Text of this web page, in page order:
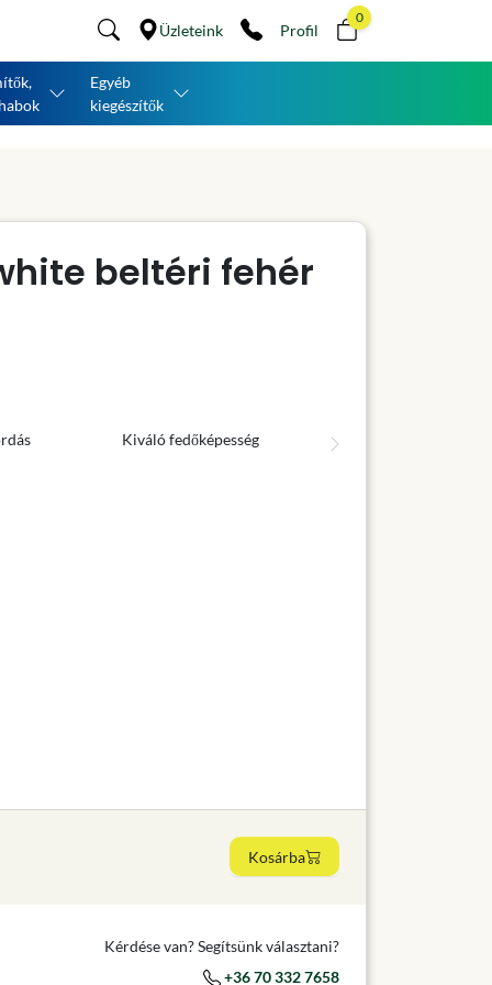
Üzleteink Profil
0
Egyéb
kiegészítők
beltéri fehér
Kiváló fedőképesség
Kosárba
Kérdése van? Segítsünk választani?
+36 70 332 7658